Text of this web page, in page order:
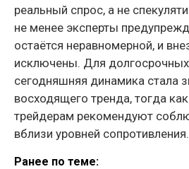
реальный спрос, а не
не менее эксперты
остаётся неравномерной, и
исключены. Для
сегодняшняя динамика стала
восходящего тренда, тогда
трейдерам рекомендуют
вблизи уровней сопротивления.
Ранее по теме: